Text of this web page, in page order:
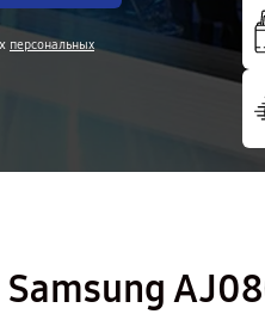
персональных